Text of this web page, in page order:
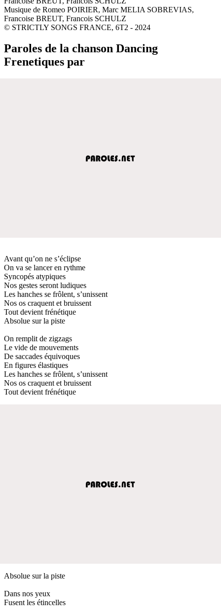
Musique de Romeo POIRIER, Marc MELIA SOBREVIAS,
Francoise BREUT, Francois SCHULZ
© STRICTLY SONGS FRANCE, 6T2 - 2024
Paroles de la chanson Dancing
Frenetiques par
Avant qu’on ne s’éclipse
On va se lancer en rythme
Syncopés atypiques
Nos gestes seront ludiques
Les hanches se frôlent, s’unissent
Nos os craquent et bruissent
Tout devient frénétique
Absolue sur la piste
On remplit de zigzags
Le vide de mouvements
De saccades équivoques
En figures élastiques
Les hanches se frôlent, s’unissent
Nos os craquent et bruissent
Tout devient frénétique
Absolue sur la piste
Dans nos yeux
Fusent les étincelles